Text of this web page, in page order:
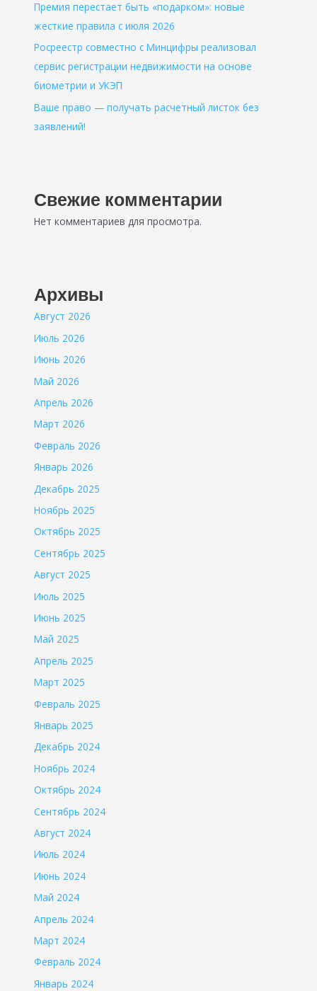
Премия перестает быть «подарком»: новые
жесткие правила с июля 2026
Росреестр совместно с Минцифры реализовал
сервис регистрации недвижимости на основе
биометрии и УКЭП
Ваше право — получать расчетный листок без
заявлений!
Свежие комментарии
Нет комментариев для просмотра.
Архивы
Август 2026
Июль 2026
Июнь 2026
Май 2026
Апрель 2026
Март 2026
Февраль 2026
Январь 2026
Декабрь 2025
Ноябрь 2025
Октябрь 2025
Сентябрь 2025
Август 2025
Июль 2025
Июнь 2025
Май 2025
Апрель 2025
Март 2025
Февраль 2025
Январь 2025
Декабрь 2024
Ноябрь 2024
Октябрь 2024
Сентябрь 2024
Август 2024
Июль 2024
Июнь 2024
Май 2024
Апрель 2024
Март 2024
Февраль 2024
Январь 2024